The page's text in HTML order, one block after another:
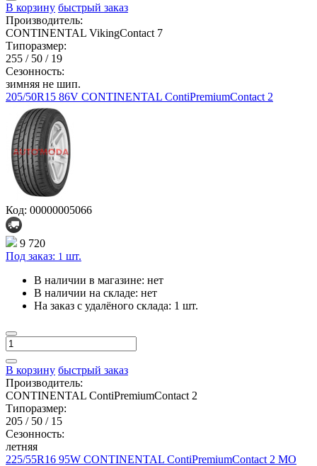
В корзину быстрый заказ
Производитель:
CONTINENTAL VikingContact 7
Типоразмер:
255 / 50 / 19
Сезонность:
зимняя не шип.
205/50R15 86V CONTINENTAL ContiPremiumContact 2
Код: 00000005066
9 720
Под заказ: 1 шт.
В наличии в магазине: нет
В наличии на складе: нет
На заказ с удалёного склада: 1 шт.
В корзину быстрый заказ
Производитель:
CONTINENTAL ContiPremiumContact 2
Типоразмер:
205 / 50 / 15
Сезонность:
летняя
225/55R16 95W CONTINENTAL ContiPremiumContact 2 MO